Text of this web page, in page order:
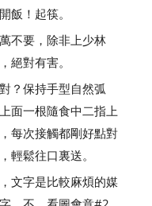
飯！起筷。
不要，除非上少林
絕對有害。
？保持手型自然弧
面一根隨食中二指上
每次接觸都剛好點對
輕鬆往口裏送。
文字是比較麻煩的媒